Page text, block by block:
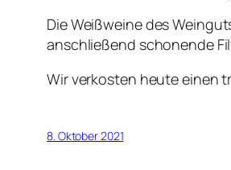
Die Weißweine des
anschließend schonende
Wir verkosten heute einen
8. Oktober 2021